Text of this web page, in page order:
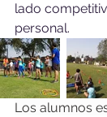
lado
personal.
Los alumnos